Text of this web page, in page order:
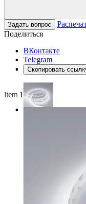
Задать вопрос
Поделиться
ВКонтакте
Telegram
Скопировать
Item 1 of 4